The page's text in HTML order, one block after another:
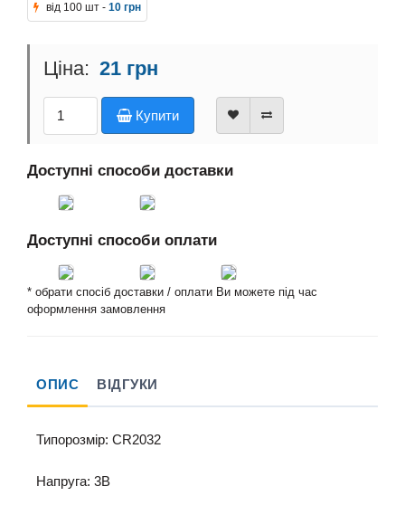
від 100 шт - 10 грн
21 грн
Купити
Доступні способи доставки
Доступні способи оплати
* обрати спосіб доставки / оплати Ви можете під час
оформлення замовлення
ОПИС ВІДГУКИ
Типорозмір: CR2032
Напруга: 3В